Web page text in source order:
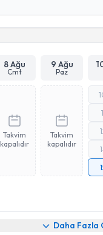
8 Ağu
Cmt
9 Ağu
Paz
Takvim
kapalıdır
Takvim
kapalıdır
Daha Fazla